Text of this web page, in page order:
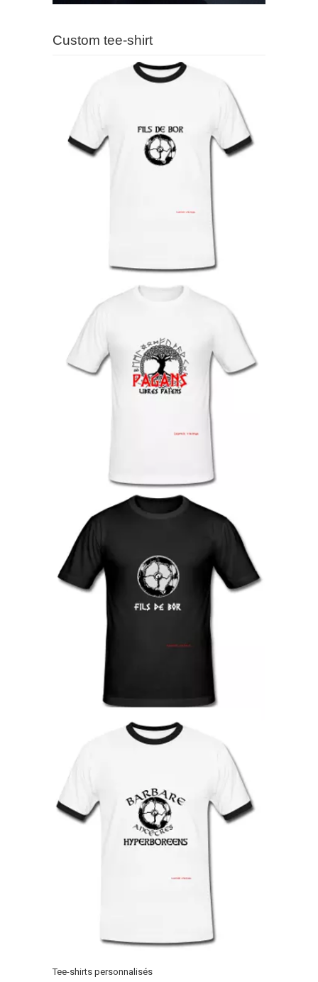
Custom tee-shirt
Tee-shirts personnalisés